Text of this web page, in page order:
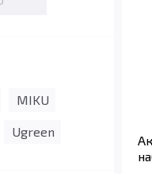
MIKU
Ugreen